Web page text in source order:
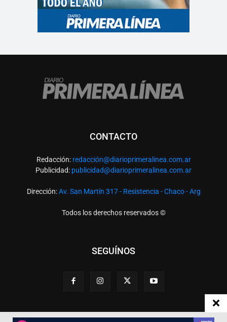
CONTACTO
Redacción: redacción@diarioprimeralinea.com.ar
Publicidad: publicidad@diarioprimeralinea.com.ar
Dirección:Av. San Martín 317 - Resistencia - Chaco - Arg
Todos los derechos reservados ©
SEGUÍNOS